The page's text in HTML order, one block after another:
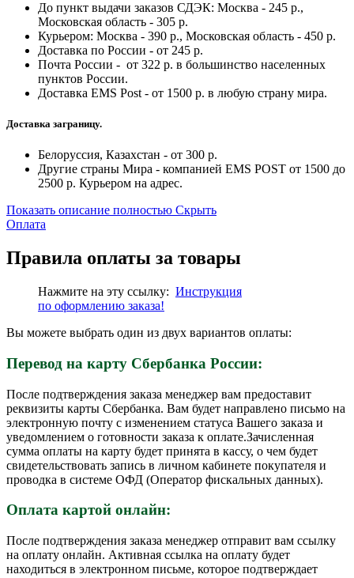
До пункт выдачи заказов СДЭК: Москва - 245 р.,
Московская область - 305 р.
Курьером: Москва - 390 р., Московская область - 450 р.
Доставка по России - от 245 р.
Почта России - от 322 р. в большинство населенных
пунктов России.
Доставка EMS Post - от 1500 р. в любую страну мира.
Доставка заграницу.
Белоруссия, Казахстан - от 300 р.
Другие страны Мира - компанией EMS POST от 1500 до
2500 р. Курьером на адрес.
Показать описание полностью Скрыть
Оплата
Правила оплаты за товары
Нажмите на эту ссылку: Инструкция
по оформлению заказа!
Вы можете выбрать один из двух вариантов оплаты:
Перевод на карту Сбербанка России:
После подтверждения заказа менеджер вам предоставит
реквизиты карты Сбербанка. Вам будет направлено письмо на
электронную почту с изменением статуса Вашего заказа и
уведомлением о готовности заказа к оплате.Зачисленная
сумма оплаты на карту будет принята в кассу, о чем будет
свидетельствовать запись в личном кабинете покупателя и
проводка в системе ОФД (Оператор фискальных данных).
Оплата картой онлайн:
После подтверждения заказа менеджер отправит вам ссылку
на оплату онлайн. Активная ссылка на оплату будет
находиться в электронном письме, которое подтверждает